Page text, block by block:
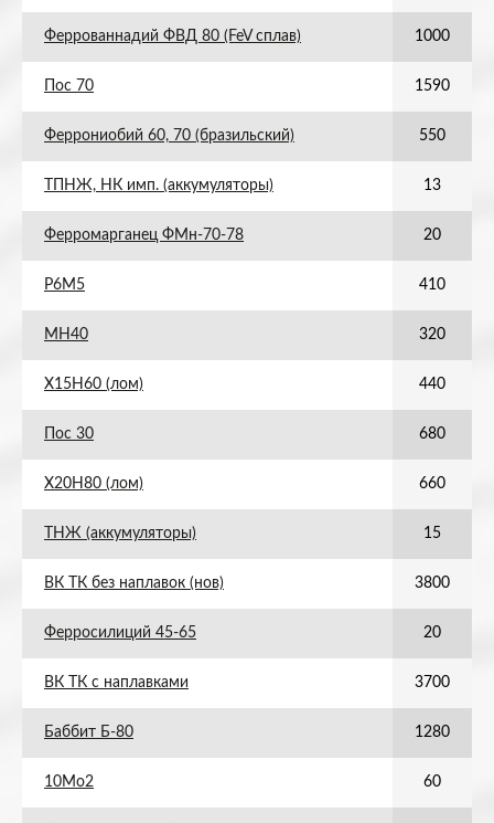
Феррованнадий ФВД 80 (FeV сплав) 1000
Пос 70 1590
Феррониобий 60, 70 (бразильский) 550
ТПНЖ, НК имп. (аккумуляторы) 13
Ферромарганец ФМн-70-78 20
Р6М5 410
МН40 320
Х15Н60 (лом) 440
Пос 30 680
Х20Н80 (лом) 660
ТНЖ (аккумуляторы) 15
ВК ТК без наплавок (нов) 3800
Ферросилиций 45-65 20
ВК ТК с наплавками 3700
Баббит Б-80 1280
10Мо2 60